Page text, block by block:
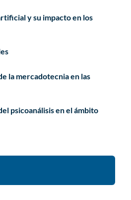
y su impacto en los
la mercadotecnia en las
psicoanálisis en el ámbito